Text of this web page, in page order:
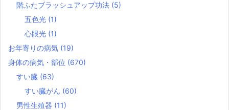
階ふたブラッシュアップ功法 (5)
五色光 (1)
心眼光 (1)
お年寄りの病気 (19)
身体の病気・部位 (670)
すい臓 (63)
すい臓がん (60)
男性生殖器 (11)